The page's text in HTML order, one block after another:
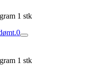
1 stk
0
1 stk